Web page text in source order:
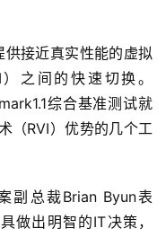
供接近真实性能的虚拟
之间的快速切换。
综合基准测试就
（RVI）优势的几个工
副总裁Brian Byun表
做出明智的IT决策，